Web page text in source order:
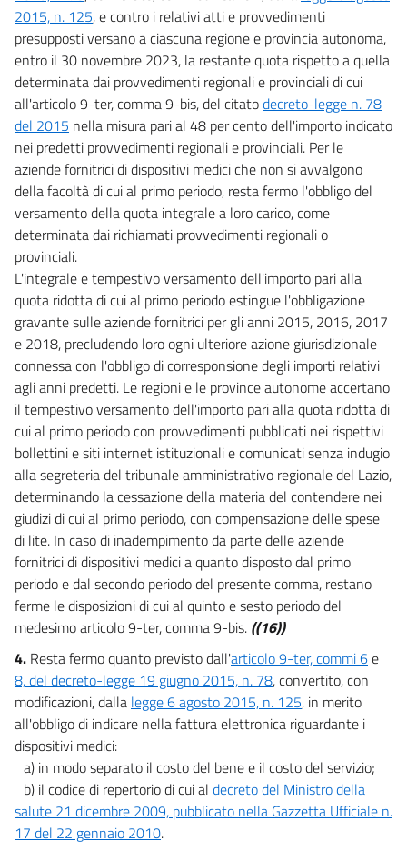
Allegati
Allegati
2015, n. 125, e contro i relativi atti e provvedimenti
presupposti versano a ciascuna regione e provincia autonoma,
entro il 30 novembre 2023, la restante quota rispetto a quella
determinata dai provvedimenti regionali e provinciali di cui
all'articolo 9-ter, comma 9-bis, del citatodecreto-legge n. 78
del 2015 nella misura pari al 48 per cento dell'importo indicato
nei predetti provvedimenti regionali e provinciali. Per le
aziende fornitrici di dispositivi medici che non si avvalgono
della facoltà di cui al primo periodo, resta fermo l'obbligo del
versamento della quota integrale a loro carico, come
determinata dai richiamati provvedimenti regionali o
provinciali.
L'integrale e tempestivo versamento dell'importo pari alla
quota ridotta di cui al primo periodo estingue l'obbligazione
gravante sulle aziende fornitrici per gli anni 2015, 2016, 2017
e 2018, precludendo loro ogni ulteriore azione giurisdizionale
connessa con l'obbligo di corresponsione degli importi relativi
agli anni predetti. Le regioni e le province autonome accertano
il tempestivo versamento dell'importo pari alla quota ridotta di
cui al primo periodo con provvedimenti pubblicati nei rispettivi
bollettini e siti internet istituzionali e comunicati senza indugio
alla segreteria del tribunale amministrativo regionale del Lazio,
determinando la cessazione della materia del contendere nei
giudizi di cui al primo periodo, con compensazione delle spese
di lite. In caso di inadempimento da parte delle aziende
fornitrici di dispositivi medici a quanto disposto dal primo
periodo e dal secondo periodo del presente comma, restano
ferme le disposizioni di cui al quinto e sesto periodo del
medesimo articolo 9-ter, comma 9-bis. ((16))
4. Resta fermo quanto previsto dall'articolo 9-ter, commi 6e
8, del decreto-legge 19 giugno 2015, n. 78, convertito, con
modificazioni, dalla legge 6 agosto 2015, n. 125, in merito
all'obbligo di indicare nella fattura elettronica riguardante i
dispositivi medici:
a) in modo separato il costo del bene e il costo del servizio;
b) il codice di repertorio di cui al decreto del Ministro della
salute 21 dicembre 2009, pubblicato nella Gazzetta Ufficiale n.
17 del 22 gennaio 2010.